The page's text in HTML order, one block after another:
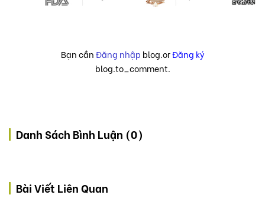
Bạn cầnĐăng nhập blog.orĐăng ký
blog.to_comment.
Danh Sách Bình Luận (0)
Bài Viết Liên Quan